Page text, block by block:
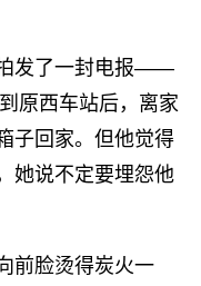
发了一封电报——
原西车站后，离家
子回家。但他觉得
她说不定要埋怨他
前脸烫得炭火一